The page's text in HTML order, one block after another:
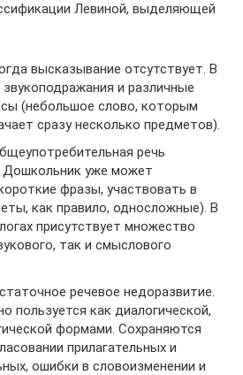
Левиной, выделяющей
высказывание отсутствует. В
и различные
(небольшое слово, которым
сразу несколько предметов).
речь
Дошкольник уже может
фразы, участвовать в
как правило, односложные). В
присутствует множество
так и смыслового
речевое недоразвитие.
пользуется как диалогической,
формами. Сохраняются
прилагательных и
ошибки в словоизменении и